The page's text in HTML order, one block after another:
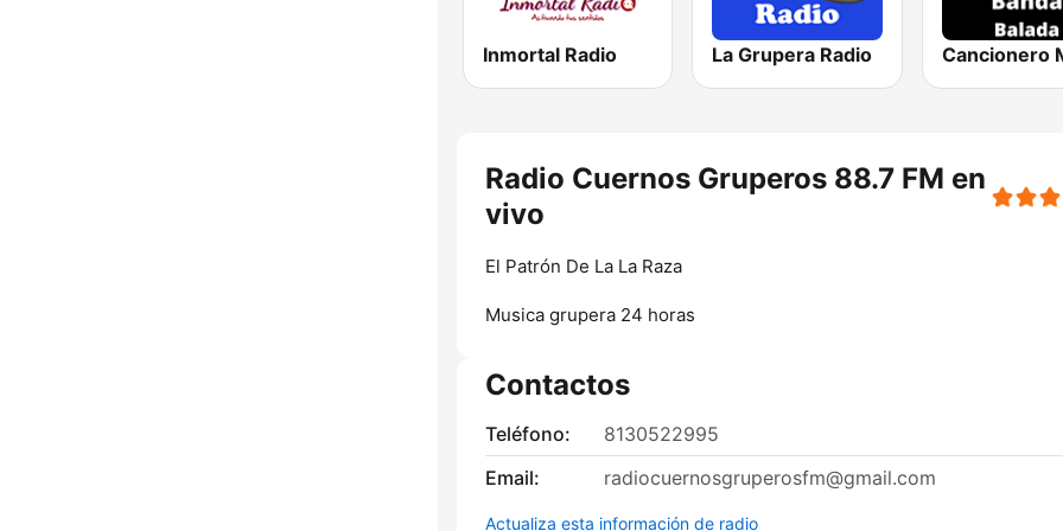
Inmortal Radio La Grupera Radio
Radio Cuernos Gruperos 88.7 FM en
vivo
El Patrón De La La Raza
Musica grupera 24 horas
Contactos
Teléfono:
8130522995
Email:
radiocuernosgruperosfm@gmail.com
Actualiza esta información de radio